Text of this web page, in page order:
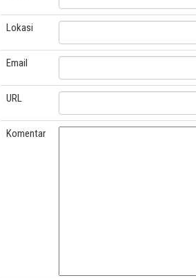
Lokasi
Email
URL
Komentar